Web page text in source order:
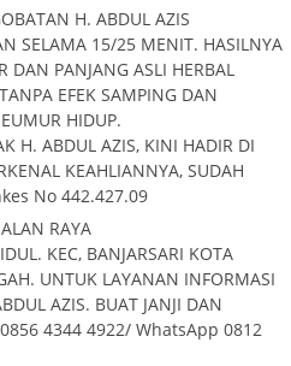
H. ABDUL AZIS
SELAMA 15/25 MENIT. HASILNYA
DAN PANJANG ASLI HERBAL
EFEK SAMPING DAN
HIDUP.
H. ABDUL AZIS, KINI HADIR DI
KEAHLIANNYA, SUDAH
No 442.427.09
RAYA
KEC, BANJARSARI KOTA
UNTUK LAYANAN INFORMASI
AZIS. BUAT JANJI DAN
0856 4344 4922/ WhatsApp 0812